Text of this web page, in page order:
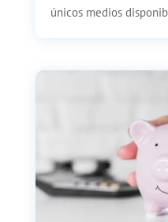
únicos medios